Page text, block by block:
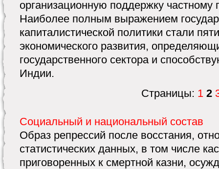
организационную поддержку частному
Наиболее полным выражением
капиталистической политики стали
экономического развития,
государственного сектора и
Индии.
Страницы: 1 2
Социальный и национальный состав
Образ репрессий после восстания,
статистических данных, в том числе
приговоренных к смертной казни,